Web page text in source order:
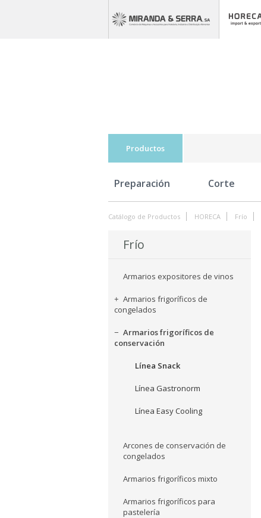
Productos
Preparación Corte
Catálogo de Productos HORECA Frío
Frío
Armarios expositores de vinos
Armarios frigoríficos de
congelados
Armarios frigoríficos de
conservación
Línea Snack
Línea Gastronorm
Línea Easy Cooling
Arcones de conservación de
congelados
Armarios frigoríficos mixto
Armarios frigoríficos para
pastelería